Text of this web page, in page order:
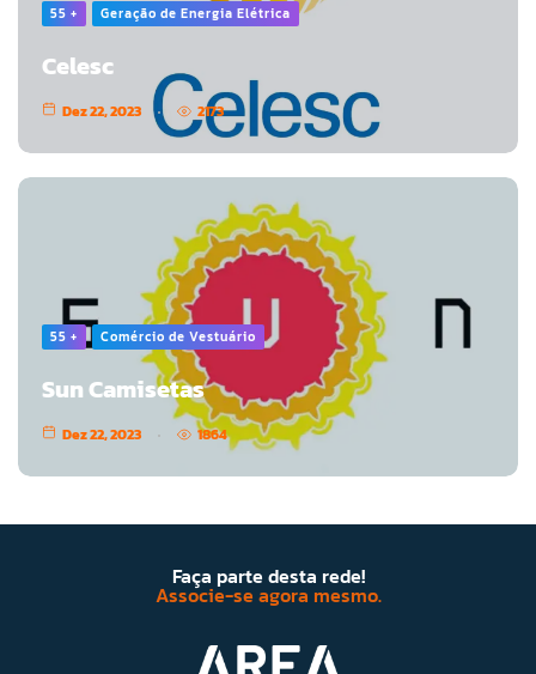
55 + Geração de Energia Elétrica
Celesc
Dez 22, 2023 2173
55 + Comércio de Vestuário
Sun Camisetas
Dez 22, 2023 1864
Faça parte desta rede!
Associe-se agora mesmo.